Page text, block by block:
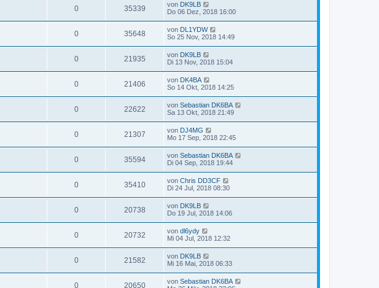
0 35339 von DK9LB
Do 06 Dez, 2018 16:00
0 35648 von DL1YDW
So 25 Nov, 2018 14:49
0 21935 von DK9LB
Di 13 Nov, 2018 15:04
0 21406 von DK4BA
So 14 Okt, 2018 14:25
0 22622 von Sebastian DK6BA
Sa 13 Okt, 2018 21:49
0 21307 von DJ4MG
Mo 17 Sep, 2018 22:45
0 35594 von Sebastian DK6BA
Di 04 Sep, 2018 19:44
0 35410 von Chris DD3CF
Di 24 Jul, 2018 08:30
0 20738 von DK9LB
Do 19 Jul, 2018 14:06
0 20732 von dl6ydy
Mi 04 Jul, 2018 12:32
0 21582 von DK9LB
Mi 16 Mai, 2018 06:33
0 20650 von Sebastian DK6BA